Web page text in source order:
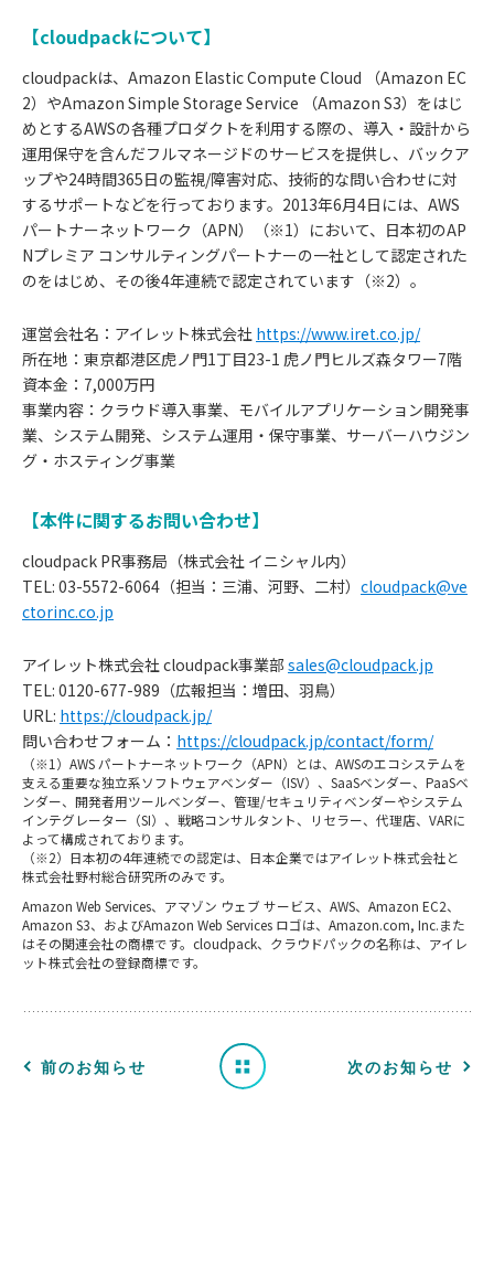
【cloudpackについて】
cloudpackは、Amazon Elastic Compute Cloud （Amazon EC
2）やAmazon Simple Storage Service （Amazon S3）をはじ
めとするAWSの各種プロダクトを利用する際の、導入・設計から
運用保守を含んだフルマネージドのサービスを提供し、バックア
ップや24時間365日の監視/障害対応、技術的な問い合わせに対
するサポートなどを行っております。2013年6月4日には、AWS
パートナーネットワーク（APN）（※1）において、日本初のAP
Nプレミア コンサルティングパートナーの一社として認定された
のをはじめ、その後4年連続で認定されています（※2）。
運営会社名：アイレット株式会社 https://www.iret.co.jp/
所在地：東京都港区虎ノ門1丁目23-1 虎ノ門ヒルズ森タワー7階
資本金：7,000万円
事業内容：クラウド導入事業、モバイルアプリケーション開発事
業、システム開発、システム運用・保守事業、サーバーハウジン
グ・ホスティング事業
【本件に関するお問い合わせ】
cloudpack PR事務局（株式会社 イニシャル内）
TEL: 03-5572-6064（担当：三浦、河野、二村） cloudpack@ve
ctorinc.co.jp
アイレット株式会社 cloudpack事業部 sales@cloudpack.jp
TEL: 0120-677-989（広報担当：増田、羽鳥）
URL: https://cloudpack.jp/
問い合わせフォーム： https://cloudpack.jp/contact/form/
（※1）AWS パートナーネットワーク（APN）とは、AWSのエコシステムを
支える重要な独立系ソフトウェアベンダー（ISV）、SaaSベンダー、PaaSベ
ンダー、開発者用ツールベンダー、管理/セキュリティベンダーやシステム
インテグレーター（SI）、戦略コンサルタント、リセラー、代理店、VARに
よって構成されております。
（※2）日本初の4年連続での認定は、日本企業ではアイレット株式会社と
株式会社野村総合研究所のみです。
Amazon Web Services、アマゾン ウェブ サービス、AWS、Amazon EC2、
Amazon S3、およびAmazon Web Services ロゴは、Amazon.com, Inc.また
はその関連会社の商標です。cloudpack、クラウドパックの名称は、アイレ
ット株式会社の登録商標です。
前のお知らせ
知
せ
一 次のお知らせ